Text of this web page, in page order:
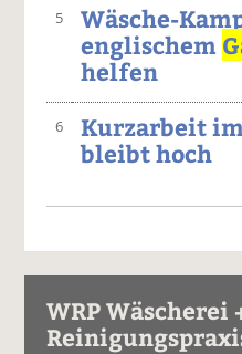
5
Wäsche-
englischem
helfen
6 Kurzarbeit im
bleibt hoch
WRP Wäscherei